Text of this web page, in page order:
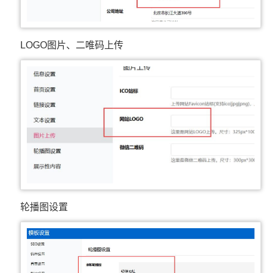
LOGO图片、二唯码上传
轮播图设置